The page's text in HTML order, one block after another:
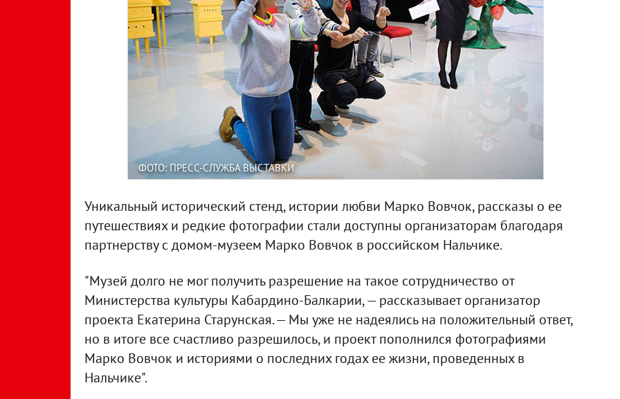
ФОТО: ПРЕСС-СЛУЖБА ВЫСТАВКИ
Уникальный исторический стенд, истории любви Марко Вовчок, рассказы о ее
путешествиях и редкие фотографии стали доступны организаторам благодаря
партнерству с домом-музеем Марко Вовчок в российском Нальчике.
"Музей долго не мог получить разрешение на такое сотрудничество от
Министерства культуры Кабардино-Балкарии, — рассказывает организатор
проекта Екатерина Старунская. — Мы уже не надеялись на положительный ответ,
но в итоге все счастливо разрешилось, и проект пополнился фотографиями
Марко Вовчок и историями о последних годах ее жизни, проведенных в
Нальчике".